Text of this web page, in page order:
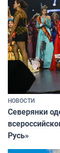
НОВОСТИ
Северянки
Русь»